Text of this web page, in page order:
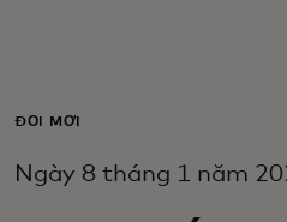
Dành cho doanh
ĐỔI MỚI
Ngày 8 tháng 1 năm